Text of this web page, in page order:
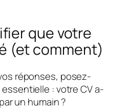
que votre
(et comment)
réponses, posez-
: votre CV a-
un humain ?